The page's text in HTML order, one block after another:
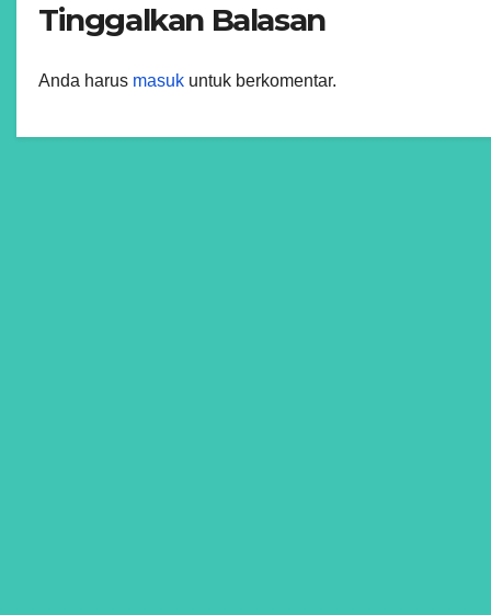
Tinggalkan Balasan
Anda harus masuk untuk berkomentar.